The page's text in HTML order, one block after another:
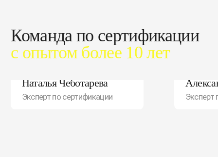
Команда по сертификации
с опытом более 10 лет
Наталья Чеботарева
Эксперт по сертификации Эксперт